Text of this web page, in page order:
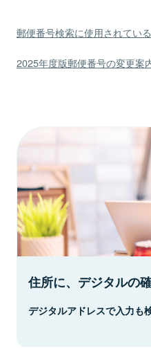
郵便番号検索に使用されてい
2025年度版郵便番号の変更案
住所に、デジタルの
デジタルアドレスで入力も